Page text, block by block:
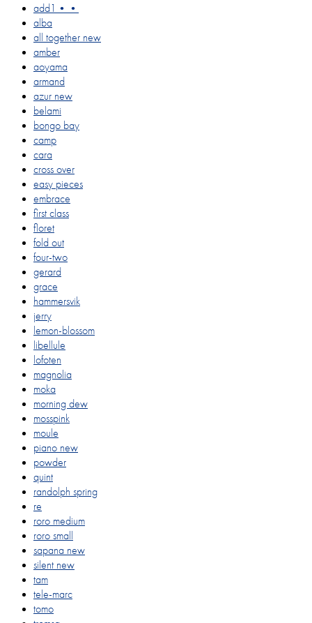
add1••
alba
all together new
amber
aoyama
armand
azur new
belami
bongo bay
camp
cara
cross over
easy pieces
embrace
first class
floret
fold out
four-two
gerard
grace
hammersvik
jerry
lemon-blossom
libellule
lofoten
magnolia
moka
morning dew
mosspink
moule
piano new
powder
quint
randolph spring
re
roro medium
roro small
sapana new
silent new
tam
tele-marc
tomo